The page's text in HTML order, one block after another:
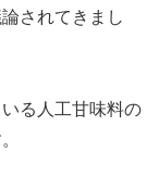
されてきまし
る人工甘味料の